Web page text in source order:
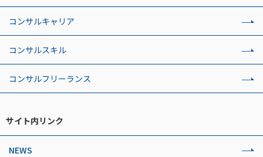
コンサルキャリア
コンサルスキル
コンサルフリーランス
サイト内リンク
NEWS